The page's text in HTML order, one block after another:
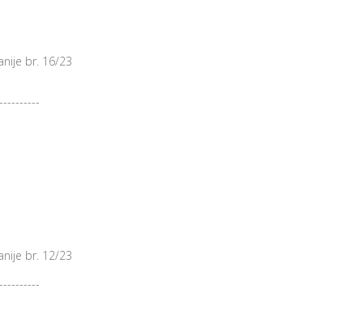
br. 16/23
br. 12/23